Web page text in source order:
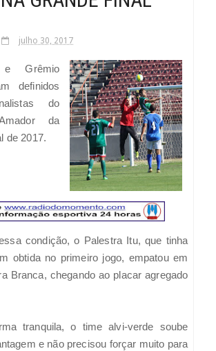
julho 30, 2017
Grêmio
definidos
do
da
de 2017.
condição, o Palestra Itu, que tinha
obtida no primeiro jogo, empatou em
Branca, chegando ao placar agregado
tranquila, o time alvi-verde soube
e não precisou forçar muito para